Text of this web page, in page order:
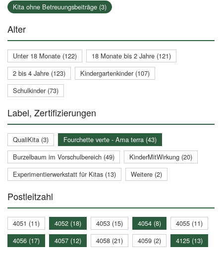
Kita ohne Betreuungsbeiträge (3)
Alter
Unter 18 Monate (122)
18 Monate bis 2 Jahre (121)
2 bis 4 Jahre (123)
Kindergartenkinder (107)
Schulkinder (73)
Label, Zertifizierungen
QualiKita (3)
Fourchette verte - Ama terra (43)
Burzelbaum im Vorschulbereich (49)
KinderMitWirkung (20)
Experimentierwerkstatt für Kitas (13)
Weitere (2)
Postleitzahl
4051 (11) 4052 (18) 4053 (15) 4054 (8)
4055 (11)
4056 (17)
4057 (12) 4058 (21) 4059 (2) 4125 (13)